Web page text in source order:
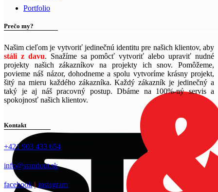
Portfolio
Prečo my?
Našim cieľom je vytvoriť jedinečnú identitu pre našich klientov, aby
stáli z davu. Snažíme sa pomôcť vytvoriť alebo upraviť nudné
projekty našich zákazníkov na projekty ich snov. Pomôžeme,
povieme náš názor, dohodneme a spolu vytvoríme krásny projekt,
šitý na mieru každého zákazníka. Každý zákazník je jedinečný a
taký je aj náš pracovný postup. Dbáme na 100%-ný servis a
spokojnosť našich klientov.
Kontakt
+421 903 433 654
info@standout.sk
facebook| instagram